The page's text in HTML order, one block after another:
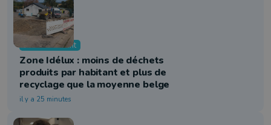
Environnement
Zone Idélux : moins de déchets
produits par habitant et plus de
recyclage que la moyenne belge
il y a 25 minutes